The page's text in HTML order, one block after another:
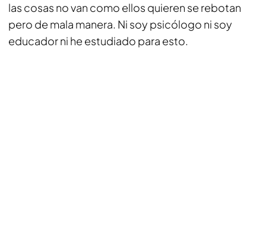
las cosas no van como ellos quieren se rebotan
pero de mala manera. Ni soy psicólogo ni soy
educador ni he estudiado para esto.